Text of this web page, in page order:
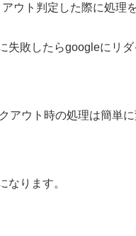
ウト判定した際に処理
失敗したらgoogleにリ
アウト時の処理は簡単に
なります。